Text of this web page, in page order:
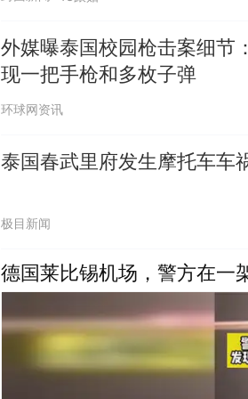
外媒曝泰国校园枪击案细节
现一把手枪和多枚子弹
环球网资讯
泰国春武里府发生摩托车
极目新闻
德国莱比锡机场，警方在一